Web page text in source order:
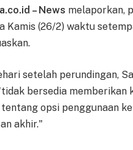
– News melaporkan,
Kamis (26/2) waktu
setelah perundingan,
bersedia memberikan
opsi penggunaan
akhir."